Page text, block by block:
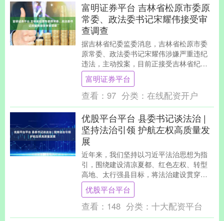
富明证券平台 吉林省松原市委原
常委、政法委书记宋耀伟接受审
查调查
据吉林省纪委监委消息，吉林省松原市委
原常委、政法委书记宋耀伟涉嫌严重违纪
违法，主动投案，目前正接受吉林省纪委
监委纪律审查和监察调查。 举报 第一财经
广告合作，请....
富明证券平台
查看： 97 分类： 在线配资开户
优股平台平台 县委书记谈法治 |
坚持法治引领 护航左权高质量发
展
近年来，我们坚持以习近平法治思想为指
引，围绕建设清凉夏都、红色左权、转型
高地、太行强县目标，将法治建设贯穿于
产业发展、民生改善、社会治理各领域，
以法治之力赋能高....
优股平台平台
查看： 148 分类： 十大配资平台